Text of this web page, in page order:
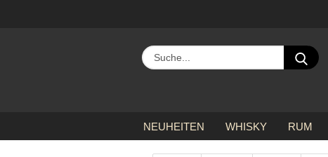
NEUHEITEN WHISKY RUM